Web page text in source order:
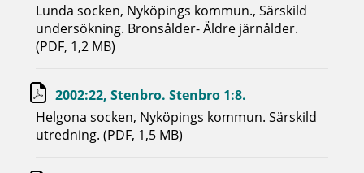
Lunda socken, Nyköpings kommun., Särskild
undersökning. Bronsålder- Äldre järnålder.
(PDF, 1,2 MB)
2002:22, Stenbro. Stenbro 1:8.
Helgona socken, Nyköpings kommun. Särskild
utredning. (PDF, 1,5 MB)